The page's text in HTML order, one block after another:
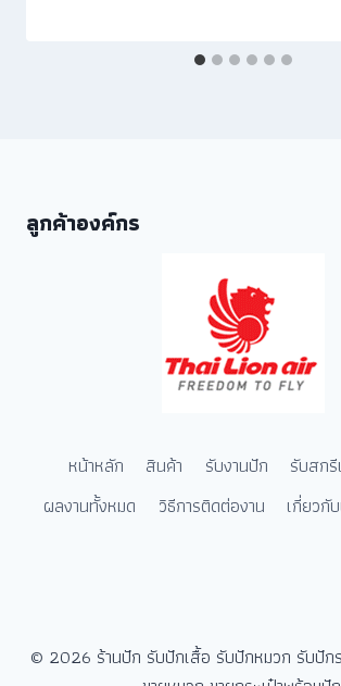
ลูกค้าองค์กร
หน้าหลัก สินค้า รับงานปัก รับสก
ผลงานทั้งหมด
วิธีการติดต่องาน เกี่ยวกั
© 2026 ร้านปัก รับปักเสื้อ รับปักหมวก รับปักร